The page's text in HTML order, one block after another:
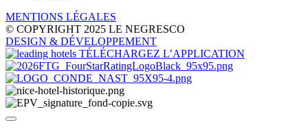
MENTIONS LÉGALES
© COPYRIGHT 2025 LE NEGRESCO
DESIGN & DÉVELOPPEMENT
TÉLÉCHARGEZ L’APPLICATION